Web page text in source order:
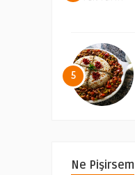
5
Ne Pişirsem